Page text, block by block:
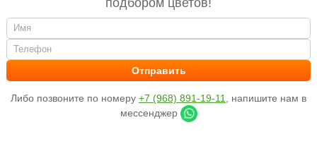
Либо позвоните по номеру +7 (968) 891-19-11
, напишите нам в
мессенджер